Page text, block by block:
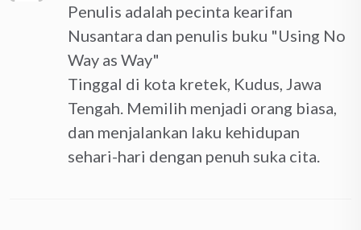
Penulis adalah pecinta kearifan
Nusantara dan penulis buku "Using No
Way as Way"
Tinggal di kota kretek, Kudus, Jawa
Tengah. Memilih menjadi orang biasa,
dan menjalankan laku kehidupan
sehari-hari dengan penuh suka cita.